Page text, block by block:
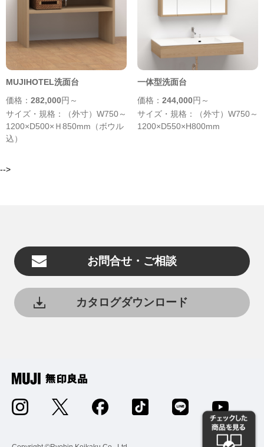
MUJIHOTEL洗面台
価格： 282,000円～
サイズ・規格：（外寸）W750～
1200×D500×Ｈ850mm（ボウル
込）
一体型洗面台
価格： 244,000円～
サイズ・規格：（外寸）W750～
1200×D550×H800mm
-->
お問合せ・ご相談
カタログダウンロード